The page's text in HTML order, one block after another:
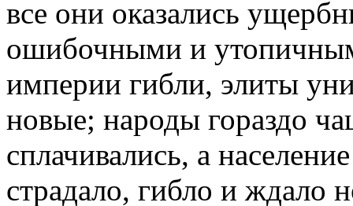
все они оказались
ошибочными и
империи гибли, элиты
новые; народы гораздо
сплачивались, а
страдало, гибло и ждало